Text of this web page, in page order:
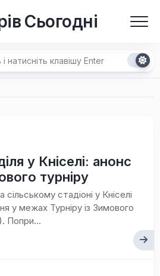
Сьогодні
у Кніселі: анонс
турніру
стадіоні у Кніселі
у межах Турніру із Зимового
Попри...